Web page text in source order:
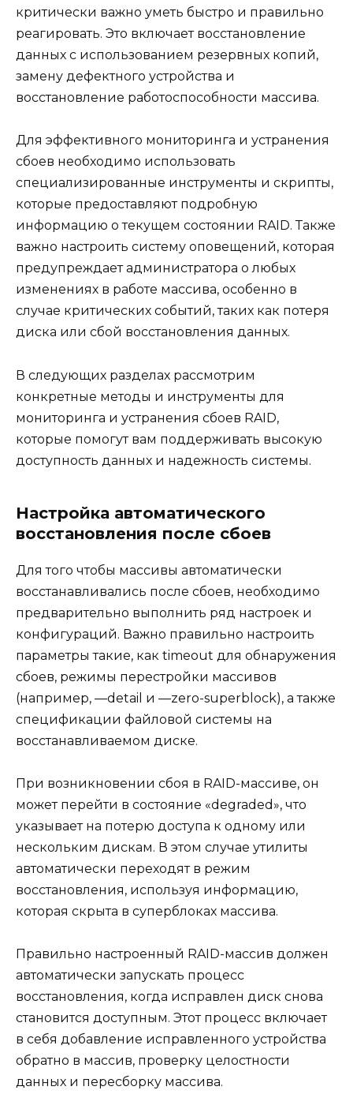
критически важно уметь быстро и правильно
реагировать. Это включает восстановление
данных с использованием резервных копий,
замену дефектного устройства и
восстановление работоспособности массива.
Для эффективного мониторинга и устранения
сбоев необходимо использовать
специализированные инструменты и скрипты,
которые предоставляют подробную
информацию о текущем состоянии RAID. Также
важно настроить систему оповещений, которая
предупреждает администратора о любых
изменениях в работе массива, особенно в
случае критических событий, таких как потеря
диска или сбой восстановления данных.
В следующих разделах рассмотрим
конкретные методы и инструменты для
мониторинга и устранения сбоев RAID,
которые помогут вам поддерживать высокую
доступность данных и надежность системы.
Настройка автоматического
восстановления после сбоев
Для того чтобы массивы автоматически
восстанавливались после сбоев, необходимо
предварительно выполнить ряд настроек и
конфигураций. Важно правильно настроить
параметры такие, как timeout для обнаружения
сбоев, режимы перестройки массивов
(например, —detail и —zero-superblock), а также
спецификации файловой системы на
восстанавливаемом диске.
При возникновении сбоя в RAID-массиве, он
может перейти в состояние «degraded», что
указывает на потерю доступа к одному или
нескольким дискам. В этом случае утилиты
автоматически переходят в режим
восстановления, используя информацию,
которая скрыта в суперблоках массива.
Правильно настроенный RAID-массив должен
автоматически запускать процесс
восстановления, когда исправлен диск снова
становится доступным. Этот процесс включает
в себя добавление исправленного устройства
обратно в массив, проверку целостности
данных и пересборку массива.